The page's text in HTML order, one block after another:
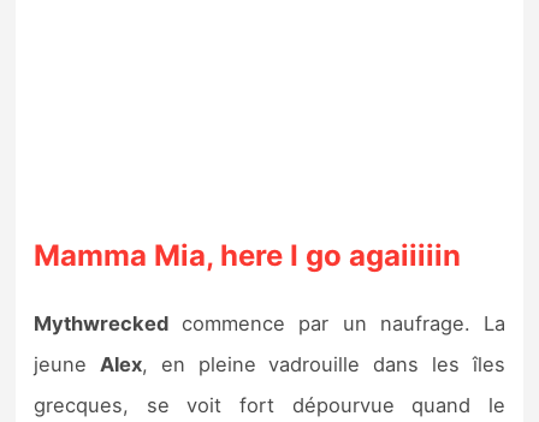
Mamma Mia, here I go agaiiiiin
Mythwrecked commence par un naufrage. La
jeuneAlex, en pleine vadrouille dans les îles
grecques, se voit fort dépourvue quand le